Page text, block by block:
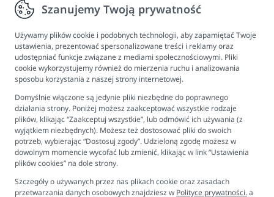
Informacje
Program lojalnościowy
FAQ - najczęściej zadawane pytania
Newsletter
Ustawienia plików cookies
Biuro obsługi klienta
Pon. - Pt. 9:00 - 16:00
Szanujemy Twoją prywatność
Używamy plików cookie i podobnych technologii, aby zapamiętać Twoje
ustawienia, prezentować spersonalizowane treści i reklamy oraz
udostępniać funkcje związane z mediami społecznościowymi. Pliki
cookie wykorzystujemy również do mierzenia ruchu i analizowania
sposobu korzystania z naszej strony internetowej.
Domyślnie włączone są jedynie pliki niezbędne do poprawnego
działania strony. Poniżej możesz zaakceptować wszystkie rodzaje
plików, klikając “Zaakceptuj wszystkie”, lub odmówić ich używania (z
wyjątkiem niezbędnych). Możesz też dostosować pliki do swoich
potrzeb, wybierając “Dostosuj zgody”. Udzieloną zgodę możesz w
dowolnym momencie wycofać lub zmienić, klikając w link “Ustawienia
plików cookies” na dole strony.
Szczegóły o używanych przez nas plikach cookie oraz zasadach
przetwarzania danych osobowych znajdziesz w Polityce prywatności.a